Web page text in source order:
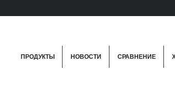
ПРОДУКТЫ НОВОСТИ СРАВНЕНИЕ